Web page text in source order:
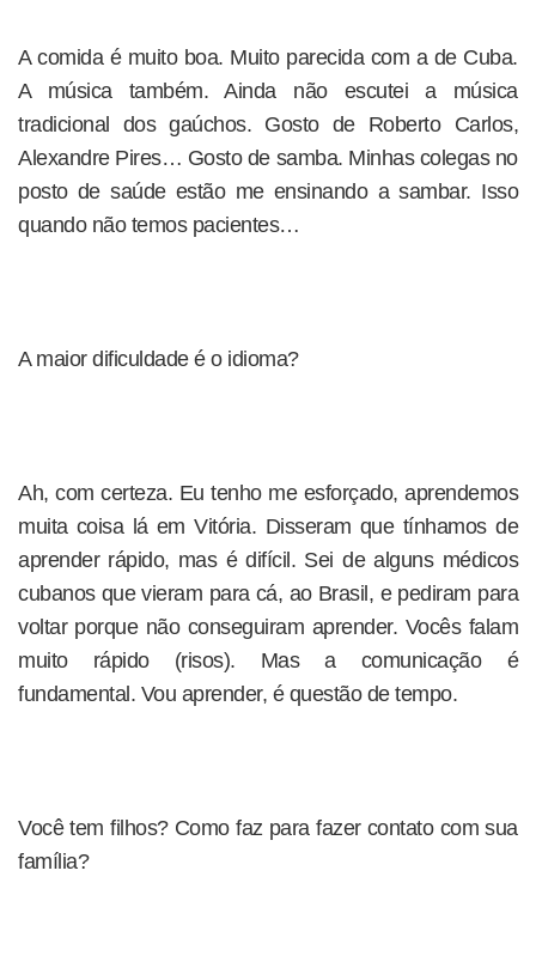
A comida é muito boa. Muito parecida com a de Cuba.
A música também. Ainda não escutei a música
tradicional dos gaúchos. Gosto de Roberto Carlos,
Alexandre Pires… Gosto de samba. Minhas colegas no
posto de saúde estão me ensinando a sambar. Isso
quando não temos pacientes…
A maior dificuldade é o idioma?
Ah, com certeza. Eu tenho me esforçado, aprendemos
muita coisa lá em Vitória. Disseram que tínhamos de
aprender rápido, mas é difícil. Sei de alguns médicos
cubanos que vieram para cá, ao Brasil, e pediram para
voltar porque não conseguiram aprender. Vocês falam
muito rápido (risos). Mas a comunicação é
fundamental. Vou aprender, é questão de tempo.
Você tem filhos? Como faz para fazer contato com sua
família?